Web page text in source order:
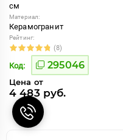
см
Материал:
Керамогранит
Рейтинг:
(8)
Код: 295046
Цена от
4 483 руб.